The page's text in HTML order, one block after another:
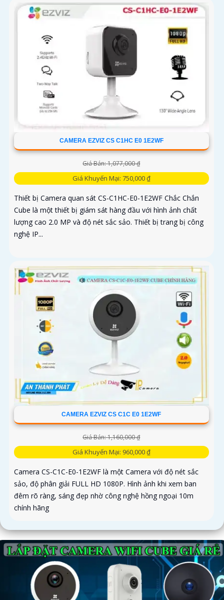
CAMERA EZVIZ CS C1HC E0 1E2WF
Giá Bán: 1,077,000 ₫
Giá Khuyến Mại: 750,000 ₫
Thiết bị Camera quan sát CS-C1HC-E0-1E2WF Chắc Chắn
Cube là một thiết bị giám sát hàng đầu với hình ảnh chất
lượng cao 2.0 MP và độ nét sắc sảo. Thiết bị trang bị công
nghệ IP...
CAMERA EZVIZ CS C1C E0 1E2WF
Giá Bán: 1,160,000 ₫
Giá Khuyến Mại: 960,000 ₫
Camera CS-C1C-E0-1E2WF là một Camera với độ nét sắc
sảo, độ phân giải FULL HD 1080P. Hình ảnh khi xem ban
đêm rõ ràng, sáng đẹp nhờ công nghệ hồng ngoại 10m
chính hãng